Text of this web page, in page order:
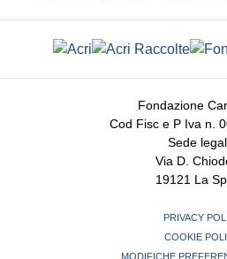
Fondazione
Cod Fisc e P Iva n.
Sede
Via D.
19121 La
PRIVACY
COOKIE
MODIFICHE